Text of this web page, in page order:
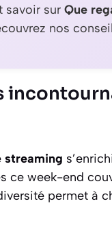
savoir sur Que
nos
streaming
ce week-end
permet à